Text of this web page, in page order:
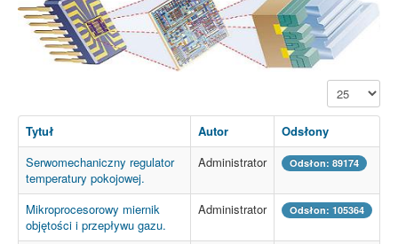
Pokaż #
Tytuł Autor
Odsłony
Serwomechaniczny regulator
temperatury pokojowej.
Administrator Odsłon: 89174
Mikroprocesorowy miernik
objętości i przepływu gazu.
Administrator Odsłon: 105364